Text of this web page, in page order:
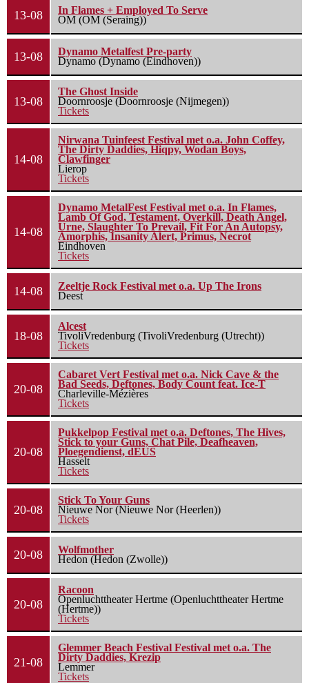
13-08
In Flames + Employed To Serve
OM (OM (Seraing))
13-08
Dynamo Metalfest Pre-party
Dynamo (Dynamo (Eindhoven))
13-08
The Ghost Inside
Doornroosje (Doornroosje (Nijmegen))
Tickets
14-08
Nirwana Tuinfeest Festival met o.a. John Coffey,
The Dirty Daddies, Hiqpy, Wodan Boys,
Clawfinger
Lierop
Tickets
14-08
Dynamo MetalFest Festival met o.a. In Flames,
Lamb Of God, Testament, Overkill, Death Angel,
Urne, Slaughter To Prevail, Fit For An Autopsy,
Amorphis, Insanity Alert, Primus, Necrot
Eindhoven
Tickets
14-08
Zeeltje Rock Festival met o.a. Up The Irons
Deest
18-08
Alcest
TivoliVredenburg (TivoliVredenburg (Utrecht))
Tickets
20-08
Cabaret Vert Festival met o.a. Nick Cave & the
Bad Seeds, Deftones, Body Count feat. Ice-T
Charleville-Mézières
Tickets
20-08
Pukkelpop Festival met o.a. Deftones, The Hives,
Stick to your Guns, Chat Pile, Deafheaven,
Ploegendienst, dEUS
Hasselt
Tickets
20-08
Stick To Your Guns
Nieuwe Nor (Nieuwe Nor (Heerlen))
Tickets
20-08
Wolfmother
Hedon (Hedon (Zwolle))
20-08
Racoon
Openluchttheater Hertme (Openluchttheater Hertme
(Hertme))
Tickets
21-08
Glemmer Beach Festival Festival met o.a. The
Dirty Daddies, Krezip
Lemmer
Tickets